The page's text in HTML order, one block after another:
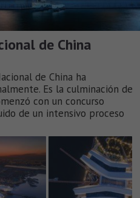
de China
de China ha
Es la culminación de
con un concurso
de un intensivo proceso